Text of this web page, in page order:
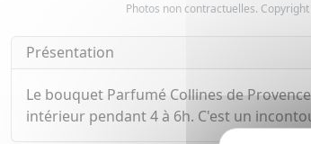
Photos non contractuelles.
Présentation
Le bouquet Parfumé Collines de
intérieur pendant 4 à 6h. C'est un